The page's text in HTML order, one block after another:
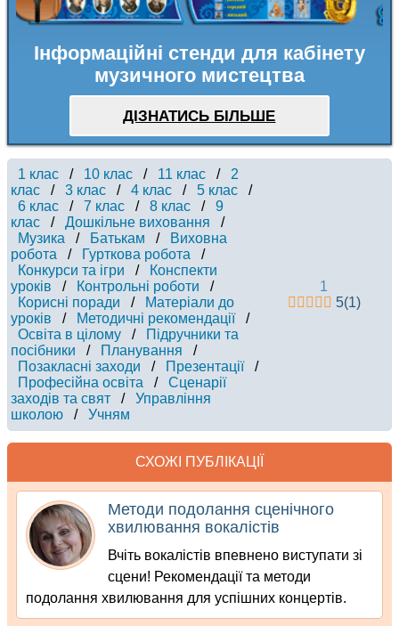
Інформаційні стенди для кабінету
музичного мистецтва
ДІЗНАТИСЬ БІЛЬШЕ
1 клас / 10 клас / 11 клас /
2
клас
/ 3 клас / 4 клас / 5 клас
/
6 клас
/ 7 клас / 8 клас /
9
клас
/ Дошкільне виховання
/
Музика
/ Батькам /
Виховна
робота
/ Гурткова робота
/
Конкурси та ігри
/
Конспекти
уроків
/ Контрольні роботи
/
Корисні поради
/
Матеріали до
уроків
/ Методичні рекомендації
/
Освіта в цілому
/
Підручники та
посібники
/ Планування
/
Позакласні заходи
/ Презентації
/
Професійна освіта
/
Сценарії
заходів та свят
/
Управління
школою
/ Учням
1
5(1)
СХОЖІ ПУБЛІКАЦІЇ
Методи подолання сценічного
хвилювання вокалістів
Вчіть вокалістів впевнено виступати зі
сцени! Рекомендації та методи
подолання хвилювання для успішних концертів.